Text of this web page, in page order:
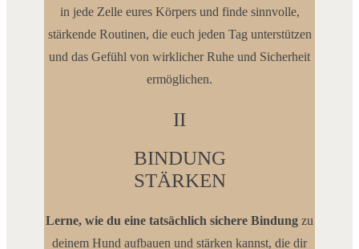
in jede Zelle eures Körpers und finde sinnvolle,
stärkende Routinen, die euch jeden Tag unterstützen
und das Gefühl von wirklicher Ruhe und Sicherheit
ermöglichen.
II
BINDUNG
STÄRKEN
Lerne, wie du eine tatsächlich sichere Bindung zu
deinem Hund aufbauen und stärken kannst, die dir